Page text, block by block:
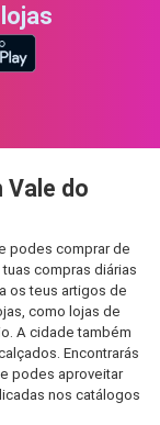
do
podes comprar de
compras diárias
os teus artigos de
como lojas de
A cidade também
Encontrarás
podes aproveitar
nos catálogos